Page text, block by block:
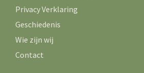
Privacy Verklaring
Geschiedenis
Wie zijn wij
Contact